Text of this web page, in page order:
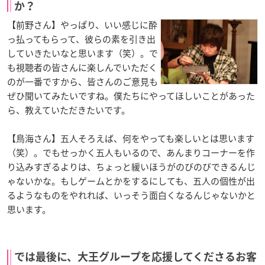
か？
【前野さん】やっぱり、いい感じに酔
っ払ってもらって、彼らの素を引き出
していきたいなと思います（笑）。で
も視聴者の皆さんに楽しんでいただく
のが一番ですから、皆さんのご意見も
ぜひ聞いてみたいですね。僕たちにやってほしいことがあった
ら、教えていただきたいです。
【鳥海さん】五人そろえば、何をやっても楽しいとは思います
（笑）。でもせっかく五人もいるので、あんまりコーナーを作
り込みすぎるよりは、ちょっと緩いほうがのびのびできるんじ
ゃないかな。もしゲームとかをするにしても、五人の個性が出
るようなものをやれれば、いっそう面白くなるんじゃないかと
思います。
では最後に、大王グループを応援してくださるお客